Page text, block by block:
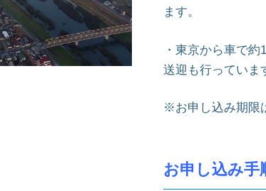
ます。
・東京から車で
送迎も行っていま
※お申し込み期限
お申し込み手